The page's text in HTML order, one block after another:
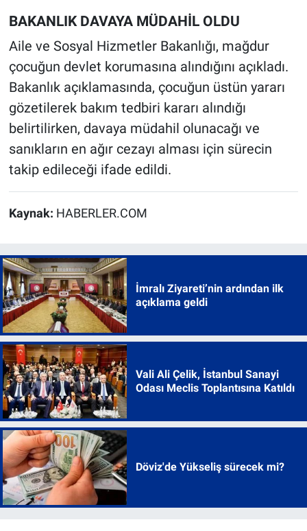
BAKANLIK DAVAYA MÜDAHİL OLDU
Aile ve Sosyal Hizmetler Bakanlığı, mağdur
çocuğun devlet korumasına alındığını açıkladı.
Bakanlık açıklamasında, çocuğun üstün yararı
gözetilerek bakım tedbiri kararı alındığı
belirtilirken, davaya müdahil olunacağı ve
sanıkların en ağır cezayı alması için sürecin
takip edileceği ifade edildi.
Kaynak: HABERLER.COM
İmralı Ziyareti’nin ardından ilk
açıklama geldi
Vali Ali Çelik, İstanbul Sanayi
Odası Meclis Toplantısına Katıldı
Döviz'de Yükseliş sürecek mi?